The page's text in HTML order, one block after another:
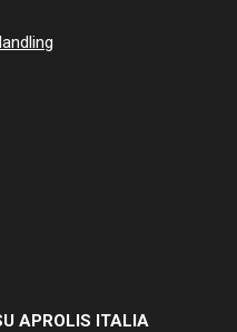
APROLIS ITALIA